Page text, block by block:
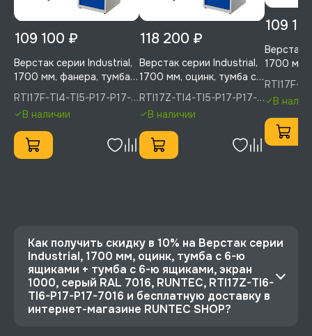
109 100 ₽
Верстак серии Industrial,
1700 мм, фанера, тумба с
4-мя ящиками + тумба с
5-ю ящиками, экран
1000, синий (светло-
серый), RUNTEC, RTI17F-
TI4-TI5-P17-P17-
5005(7035)
RTI17F-TI4-TI5-P17-P17-
5005(7035), RUNTEC
В наличии
118 200 ₽
Верстак серии Industrial,
1700 мм, оцинк, тумба с
4-мя ящиками + тумба с
5-ю ящиками, экран
1000, синий (светло-
серый) R, RUNTEC,
RTI17Z-TI4-TI5-P17-P17-
5005(7035)
RTI17Z-TI4-TI5-P17-P17-
5005(7035), RUNTEC
В наличии
109
Верстак
1700 мм,
4-мя
5-ю
1000,
P17-
RTI17F-
5005,
В
Как получить скидку в 10% на Верстак серии
Industrial, 1700 мм, оцинк, тумба с 6-ю
ящиками + тумба с 6-ю ящиками, экран
1000, серый RAL 7016, RUNTEC, RTI17Z-TI6-
TI6-P17-P17-7016 и бесплатную доставку в
интернет-магазине RUNTEC SHOP?